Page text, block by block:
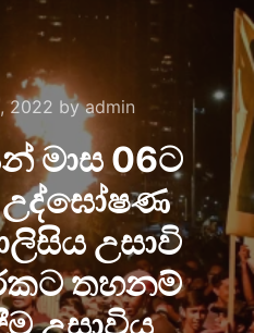
2022 byadmin
මාස 06ට
උද්ඝෝෂණ
උසාවි
තහනම්